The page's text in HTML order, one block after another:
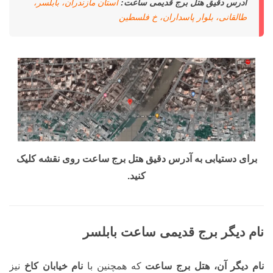
آدرس دقیق هتل برج قدیمی ساعت: استان مازندران، بابلسر،
طالقانی، بلوار پاسداران، خ فلسطین
برای دستیابی به آدرس دقیق هتل برج ساعت روی نقشه کلیک
کنید.
نام دیگر برج قدیمی ساعت بابلسر
نام دیگر آن، هتل برج ساعت که همچنین با نام خیابان کاخ نیز